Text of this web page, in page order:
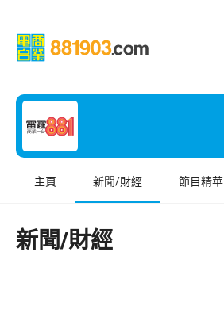
主頁 新聞/財經 節目精華
新聞/財經